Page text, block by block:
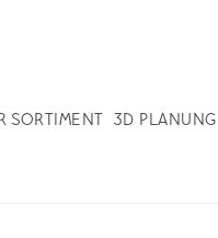
SORTIMENT 3D PLANUNG